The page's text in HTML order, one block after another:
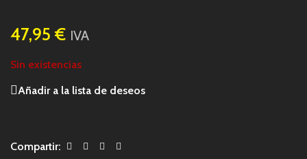
47,95 € IVA
Sin existencias
Añadir a la lista de deseos
Compartir: